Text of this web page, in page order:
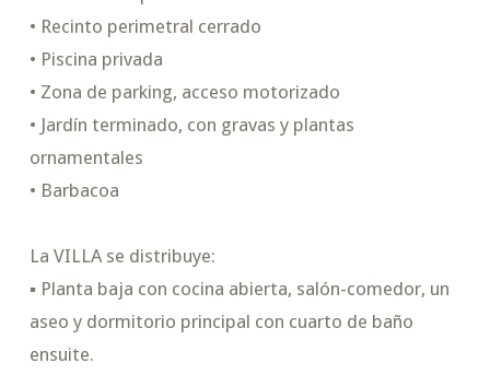
• Recinto perimetral cerrado
• Piscina privada
• Zona de parking, acceso motorizado
• Jardín terminado, con gravas y plantas
ornamentales
• Barbacoa
La VILLA se distribuye:
▪ Planta baja con cocina abierta, salón-comedor, un
aseo y dormitorio principal con cuarto de baño
ensuite.